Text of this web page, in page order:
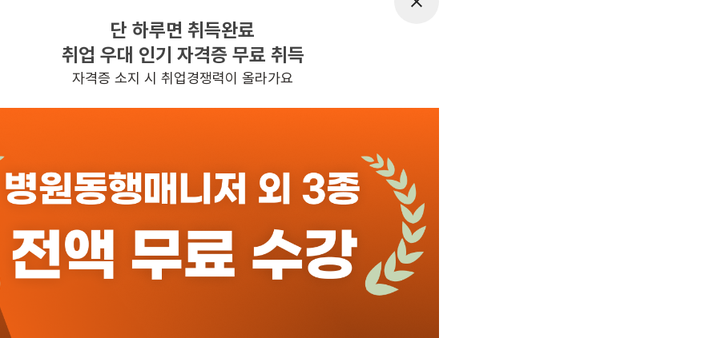
찾으시는 조건의 일자리가 없습니다
더욱더 노력하는 케어파트너가 되겠습니다.
단 하루면 취득완료
취업 우대 인기 자격증 무료 취득
자격증 소지 시 취업경쟁력이 올라가요